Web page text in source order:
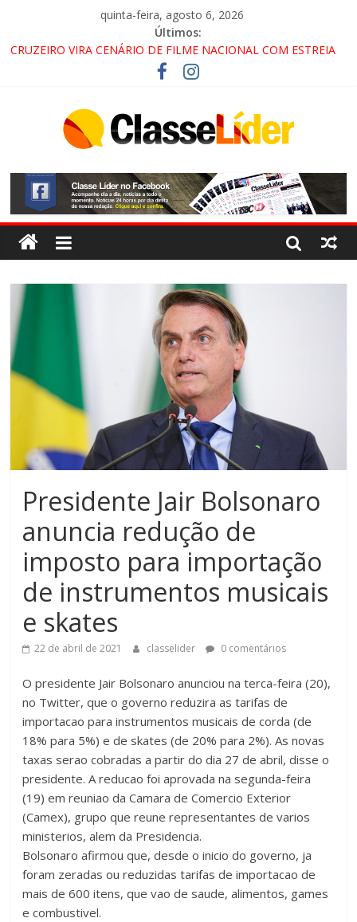
quinta-feira, agosto 6, 2026
Últimos:
CRUZEIRO VIRA CENÁRIO DE FILME NACIONAL COM ESTREIA
PROMOTOR DO GAECO
ACESSO À APARECIDA NA DUTRA SERÁ BLOQUEADO NO FIM
ALTERNATIVAS
LORENA, PINDAMONHANGABA E QUELUZ NA RETA FINAL
PELA FÁBRICA DA COCA-COLA!
Presidente Jair Bolsonaro
anuncia redução de
imposto para importação
de instrumentos musicais
e skates
22 de abril de 2021 classelider 0 comentários
O presidente Jair Bolsonaro anunciou na terca-feira (20),
no Twitter, que o governo reduzira as tarifas de
importacao para instrumentos musicais de corda (de
18% para 5%) e de skates (de 20% para 2%). As novas
taxas serao cobradas a partir do dia 27 de abril, disse o
presidente. A reducao foi aprovada na segunda-feira
(19) em reuniao da Camara de Comercio Exterior
(Camex), grupo que reune representantes de varios
ministerios, alem da Presidencia.
Bolsonaro afirmou que, desde o inicio do governo, ja
foram zeradas ou reduzidas tarifas de importacao de
mais de 600 itens, que vao de saude, alimentos, games
e combustivel.